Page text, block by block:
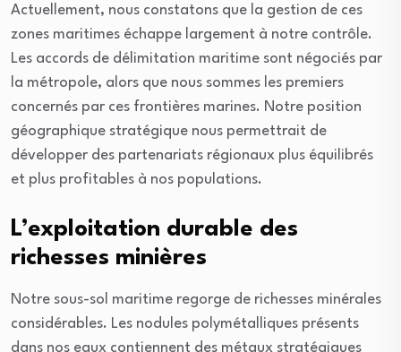
Actuellement, nous constatons que la gestion de ces
zones maritimes échappe largement à notre contrôle.
Les accords de délimitation maritime sont négociés par
la métropole, alors que nous sommes les premiers
concernés par ces frontières marines. Notre position
géographique stratégique nous permettrait de
développer des partenariats régionaux plus équilibrés
et plus profitables à nos populations.
L’exploitation durable des
richesses minières
Notre sous-sol maritime regorge de richesses minérales
considérables. Les nodules polymétalliques présents
dans nos eaux contiennent des métaux stratégiques